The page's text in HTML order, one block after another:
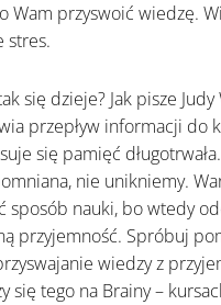
Wam przyswoić wiedzę.
stres.
się dzieje? Jak pisze
przepływ informacji do
się pamięć
nie unikniemy.
sposób nauki, bo wtedy
przyjemność. Spróbuj
wiedzy z
się tego na Brainy –